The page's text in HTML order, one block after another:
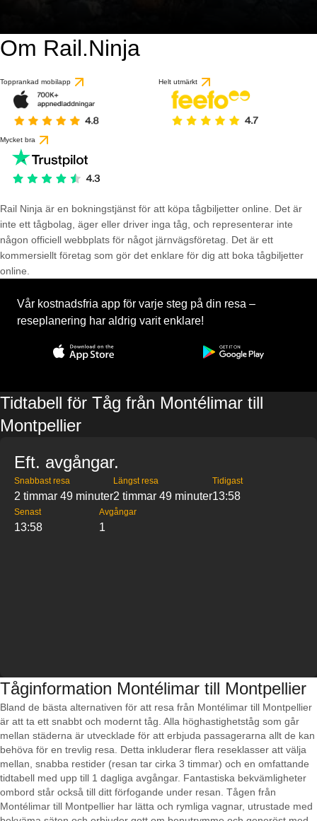
Om Rail.Ninja
Topprankad mobilapp Helt utmärkt
Mycket bra
Rail Ninja är en bokningstjänst för att köpa tågbiljetter online. Det är
inte ett tågbolag, äger eller driver inga tåg, och representerar inte
någon officiell webbplats för något järnvägsföretag. Det är ett
kommersiellt företag som gör det enklare för dig att boka tågbiljetter
online.
Vår kostnadsfria app för varje steg på din resa –
reseplanering har aldrig varit enklare!
Tidtabell för Tåg från Montélimar till
Montpellier
Eft. avgångar.
Snabbast resa
2 timmar 49 minuter
Längst resa
2 timmar 49 minuter
Tidigast
13:58
Senast
13:58
Avgångar
1
Tåginformation Montélimar till Montpellier
Bland de bästa alternativen för att resa från Montélimar till Montpellier
är att ta ett snabbt och modernt tåg. Alla höghastighetståg som går
mellan städerna är utvecklade för att erbjuda passagerarna allt de kan
behöva för en trevlig resa. Detta inkluderar flera reseklasser att välja
mellan, snabba restider (resan tar cirka 3 timmar) och en omfattande
tidtabell med upp till 1 dagliga avgångar. Fantastiska bekvämligheter
ombord står också till ditt förfogande under resan. Tågen från
Montélimar till Montpellier har lätta och rymliga vagnar, utrustade med